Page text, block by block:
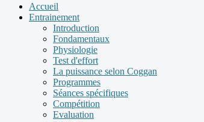
Accueil
Entrainement
Introduction
Fondamentaux
Physiologie
Test d'effort
La puissance selon Coggan
Programmes
Séances spécifiques
Compétition
Evaluation